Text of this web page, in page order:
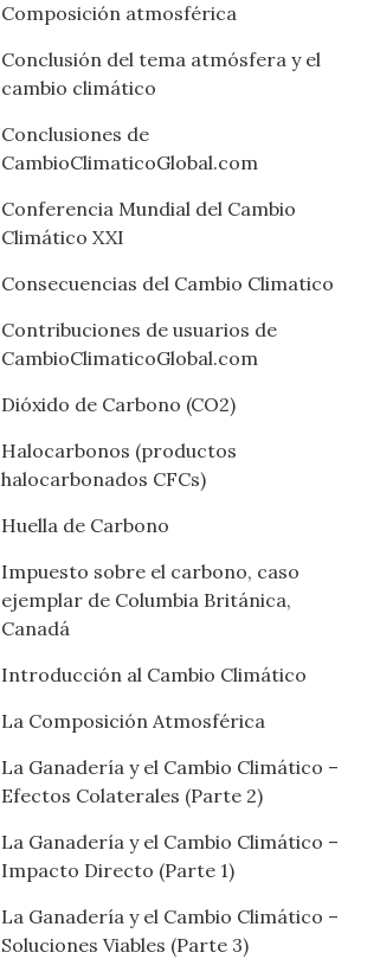
Composición atmosférica
Conclusión del tema atmósfera y el
cambio climático
Conclusiones de
CambioClimaticoGlobal.com
Conferencia Mundial del Cambio
Climático XXI
Consecuencias del Cambio Climatico
Contribuciones de usuarios de
CambioClimaticoGlobal.com
Dióxido de Carbono (CO2)
Halocarbonos (productos
halocarbonados CFCs)
Huella de Carbono
Impuesto sobre el carbono, caso
ejemplar de Columbia Británica,
Canadá
Introducción al Cambio Climático
La Composición Atmosférica
La Ganadería y el Cambio Climático –
Efectos Colaterales (Parte 2)
La Ganadería y el Cambio Climático –
Impacto Directo (Parte 1)
La Ganadería y el Cambio Climático –
Soluciones Viables (Parte 3)